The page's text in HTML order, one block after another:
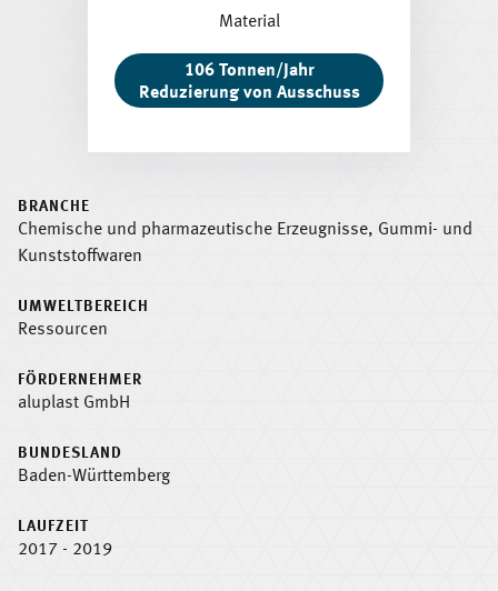
Material
106 Tonnen/Jahr
Reduzierung von Ausschuss
BRANCHE
Chemische und pharmazeutische Erzeugnisse, Gummi- und
Kunststoffwaren
UMWELTBEREICH
Ressourcen
FÖRDERNEHMER
aluplast GmbH
BUNDESLAND
Baden-Württemberg
LAUFZEIT
2017 - 2019